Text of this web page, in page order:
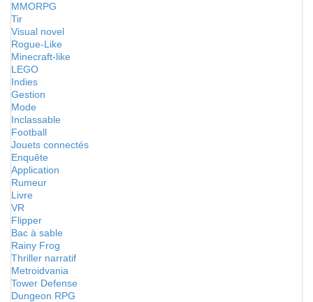
MMORPG
Tir
Visual novel
Rogue-Like
Minecraft-like
LEGO
Indies
Gestion
Mode
Inclassable
Football
Jouets connectés
Enquête
Application
Rumeur
Livre
VR
Flipper
Bac à sable
Rainy Frog
Thriller narratif
Metroidvania
Tower Defense
Dungeon RPG